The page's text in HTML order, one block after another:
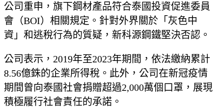
公司重申，旗下鋼材產品符合泰國投資促進委員
會（BOI）相關規定。針對外界關於「灰色中
資」和逃稅行為的質疑，新科源鋼鐵堅決否認。
公司表示，2019年至2023年期間，依法繳納累計
8.56億銖的企業所得稅。此外，公司在新冠疫情
期間曾向泰國社會捐贈超過2,000萬個口罩，展現
積極履行社會責任的承諾。